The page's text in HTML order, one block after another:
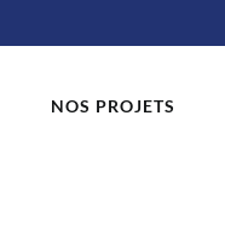
NOS PROJETS